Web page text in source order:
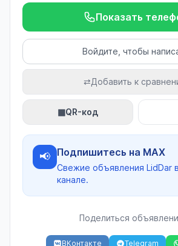
Показать
Войдите, чтобы
⇄Добавить к
▦QR-код
📢 Подпишитесь на MAX
Свежие объявления LidDar
канале.
Поделиться
ВКонтакте Telegram